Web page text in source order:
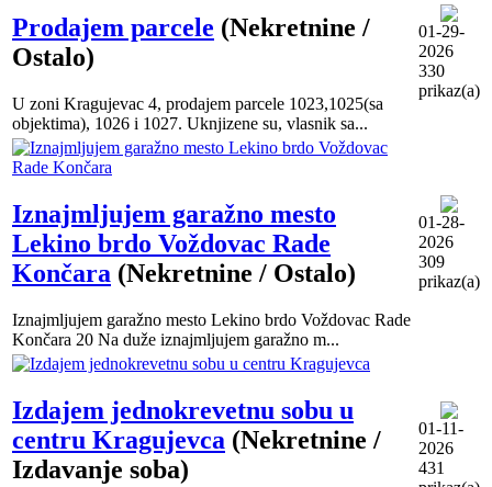
Prodajem parcele (Nekretnine /
Ostalo)
U zoni Kragujevac 4, prodajem parcele 1023,1025(sa
objektima), 1026 i 1027. Uknjizene su, vlasnik sa...
01-29-
2026
330
prikaz(a)
Iznajmljujem garažno mesto
Lekino brdo Voždovac Rade
Končara (Nekretnine / Ostalo)
Iznajmljujem garažno mesto Lekino brdo Voždovac Rade
Končara 20 Na duže iznajmljujem garažno m...
01-28-
2026
309
prikaz(a)
Izdajem jednokrevetnu sobu u
centru Kragujevca (Nekretnine /
Izdavanje soba)
01-11-
2026
431